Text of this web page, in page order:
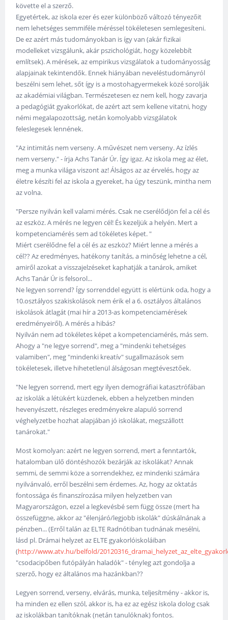
követte el a szerző.
Egyetértek, az iskola ezer és ezer különböző változó tényezőit
nem lehetséges semmiféle méréssel tökéletesen semlegesíteni.
De ez azért más tudományokban is így van (akár fizikai
modelleket vizsgálunk, akár pszichológiát, hogy közelebbít
említsek). A mérések, az empirikus vizsgálatok a tudományosság
alapjainak tekintendők. Ennek hiányában neveléstudományról
beszélni sem lehet, sőt így is a mostohagyermekek közé sorolják
az akadémiai világban. Természetesen ez nem kell, hogy zavarja
a pedagógiát gyakorlókat, de azért azt sem kellene vitatni, hogy
némi megalapozottság, netán komolyabb vizsgálatok
feleslegesek lennének.
"Az intimitás nem verseny. A művészet nem verseny. Az ízlés
nem verseny." - írja Achs Tanár Úr. Így igaz. Az iskola meg az élet,
meg a munka világa viszont az! Álságos az az érvelés, hogy az
életre készíti fel az iskola a gyereket, ha úgy teszünk, mintha nem
az volna.
"Persze nyilván kell valami mérés. Csak ne cserélődjön fel a cél és
az eszköz. A mérés ne legyen cél! És kezeljük a helyén. Mert a
kompetenciamérés sem ad tökéletes képet. "
Miért cserélődne fel a cél és az eszköz? Miért lenne a mérés a
cél?? Az eredményes, hatékony tanítás, a minőség lehetne a cél,
amiről azokat a visszajelzéseket kaphatják a tanárok, amiket
Achs Tanár Úr is felsorol...
Ne legyen sorrend? Így sorrenddel együtt is elértünk oda, hogy a
10.osztályos szakiskolások nem érik el a 6. osztályos általános
iskolások átlagát (mai hír a 2013-as kompetenciamérések
eredményeiről). A mérés a hibás?
Nyilván nem ad tökéletes képet a kompetenciamérés, más sem.
Ahogy a "ne legye sorrend", meg a "mindenki tehetséges
valamiben", meg "mindenki kreatív" sugallmazások sem
tökéletesek, illetve hihetetlenül álságosan megtévesztőek.
"Ne legyen sorrend, mert egy ilyen demográfiai katasztrófában
az iskolák a létükért küzdenek, ebben a helyzetben minden
hevenyészett, részleges eredményekre alapuló sorrend
véghelyzetbe hozhat alapjában jó iskolákat, megszállott
tanárokat."
Most komolyan: azért ne legyen sorrend, mert a fenntartók,
hatalomban ülő döntéshozók bezárják az iskolákat? Annak
semmi, de semmi köze a sorrendekhez, ez mindenki számára
nyilvánvaló, erről beszélni sem érdemes. Az, hogy az oktatás
fontossága és finanszírozása milyen helyzetben van
Magyarországon, ezzel a legkevésbé sem függ össze (mert ha
összefüggne, akkor az "élenjáró/legjobb iskolák" dúskálnának a
pénzben... (Erről talán az ELTE Radnótiban tudnának mesélni,
lásd pl. Drámai helyzet az ELTE gyakorlóiskoláiban
(http://www.atv.hu/belfold/
"csodacipőben futópályán haladók" - tényleg azt gondolja a
szerző, hogy ez általános ma hazánkban??
Legyen sorrend, verseny, elvárás, munka, teljesítmény - akkor is,
ha minden ez ellen szól, akkor is, ha ez az egész iskola dolog csak
az iskolákban tanítóknak (netán tanulóknak) fontos.